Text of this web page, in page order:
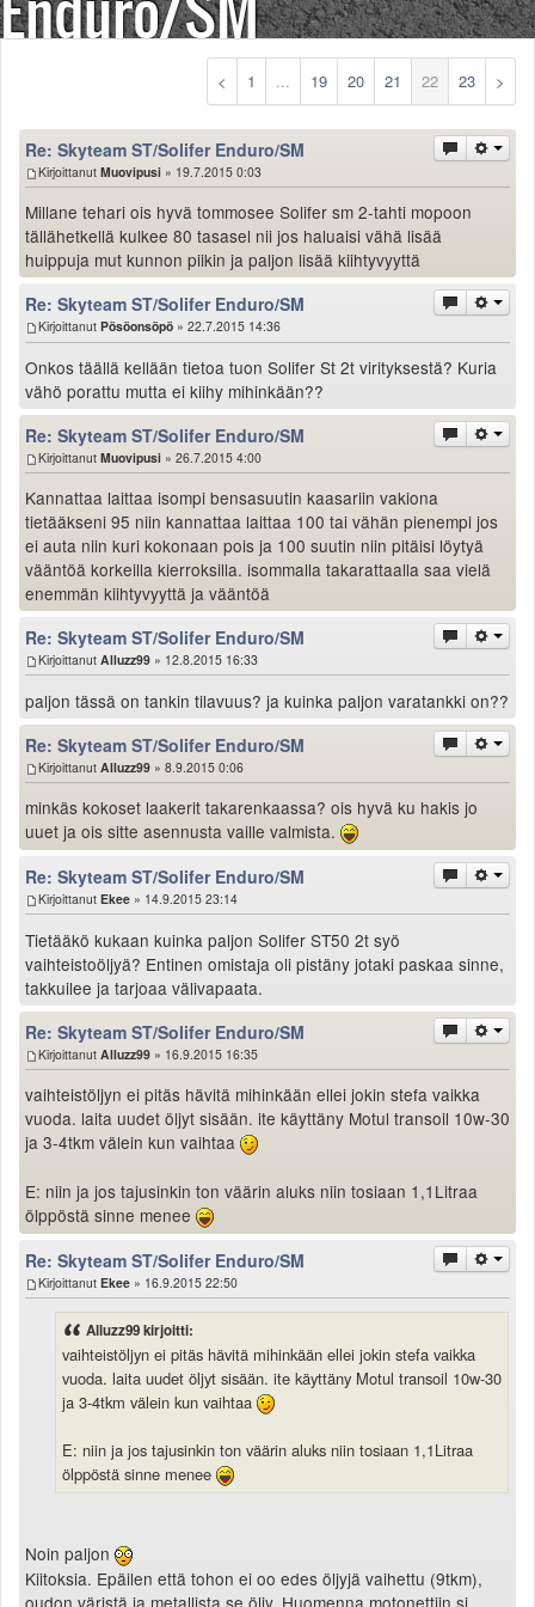
Säännöt ja ohjeet
Uudet kommentit
MYYDÄÄN
Haku
Ohjeet
Ajoneuvot
Osat
TIETOPANKKI
TAPAHTUMAT
MP14 kuvia
MP13 kuvia
ACS 2015 kuvia
Lisää uusi tapahtuma
UUTISET
SÄÄ
Valitse paikkakunta
Helsingin sää
Tampereen sää
Turun sää
Oulun sää
Kuopion sää
Rovaniemen sää
MUUT
VIP-jäsenyys
Paidat ja vaatteet
Suunnittele oma paita
Mainostus
Palaute
Kevytversio
< 1 ... 19 20 21 22 23 >
Re: Skyteam ST/Solifer Enduro/SM
Kirjoittanut Muovipusi » 19.7.2015 0:03
Millane tehari ois hyvä tommosee Solifer sm 2-tahti mopoon
tällähetkellä kulkee 80 tasasel nii jos haluaisi vähä lisää
huippuja mut kunnon piikin ja paljon lisää kiihtyvyyttä
Re: Skyteam ST/Solifer Enduro/SM
Kirjoittanut Pösöonsöpö » 22.7.2015 14:36
Onkos täällä kellään tietoa tuon Solifer St 2t virityksestä? Kuria
vähö porattu mutta ei kiihy mihinkään??
Re: Skyteam ST/Solifer Enduro/SM
Kirjoittanut Muovipusi » 26.7.2015 4:00
Kannattaa laittaa isompi bensasuutin kaasariin vakiona
tietääkseni 95 niin kannattaa laittaa 100 tai vähän pienempi jos
ei auta niin kuri kokonaan pois ja 100 suutin niin pitäisi löytyä
vääntöä korkeilla kierroksilla. isommalla takarattaalla saa vielä
enemmän kiihtyvyyttä ja vääntöä
Re: Skyteam ST/Solifer Enduro/SM
Kirjoittanut Alluzz99 » 12.8.2015 16:33
paljon tässä on tankin tilavuus? ja kuinka paljon varatankki on??
Re: Skyteam ST/Solifer Enduro/SM
Kirjoittanut Alluzz99 » 8.9.2015 0:06
minkäs kokoset laakerit takarenkaassa? ois hyvä ku hakis jo
uuet ja ois sitte asennusta vaille valmista.
Re: Skyteam ST/Solifer Enduro/SM
Kirjoittanut Ekee » 14.9.2015 23:14
Tietääkö kukaan kuinka paljon Solifer ST50 2t syö
vaihteistoöljyä? Entinen omistaja oli pistäny jotaki paskaa sinne,
takkuilee ja tarjoaa välivapaata.
Re: Skyteam ST/Solifer Enduro/SM
Kirjoittanut Alluzz99 » 16.9.2015 16:35
vaihteistöljyn ei pitäs hävitä mihinkään ellei jokin stefa vaikka
vuoda. laita uudet öljyt sisään. ite käyttäny Motul transoil 10w-30
ja 3-4tkm välein kun vaihtaa
E: niin ja jos tajusinkin ton väärin aluks niin tosiaan 1,1Litraa
ölppöstä sinne menee
Re: Skyteam ST/Solifer Enduro/SM
Kirjoittanut Ekee » 16.9.2015 22:50
Alluzz99 kirjoitti:
vaihteistöljyn ei pitäs hävitä mihinkään ellei jokin stefa vaikka
vuoda. laita uudet öljyt sisään. ite käyttäny Motul transoil 10w-30
ja 3-4tkm välein kun vaihtaa
E: niin ja jos tajusinkin ton väärin aluks niin tosiaan 1,1Litraa
ölppöstä sinne menee
Noin paljon
Kiitoksia. Epäilen että tohon ei oo edes öljyjä vaihettu (9tkm),
oudon väristä ja metallista se öljy. Huomenna motonettiin si.